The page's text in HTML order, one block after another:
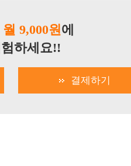
월 9,000원에
하세요!!
결제하기